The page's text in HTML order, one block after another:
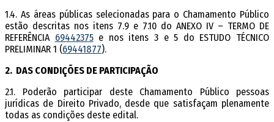
1.4. As áreas públicas selecionadas para o Chamamento Público
estão descritas nos itens 7.9 e 7.10 do ANEXO IV – TERMO DE
REFERÊNCIA 69442375e nos itens 3 e 5 do ESTUDO TÉCNICO
PRELIMINAR 1 (69441877).
2. DAS CONDIÇÕES DE PARTICIPAÇÃO
2.1. Poderão participar deste Chamamento Público pessoas
jurídicas de Direito Privado, desde que satisfaçam plenamente
todas as condições deste edital.